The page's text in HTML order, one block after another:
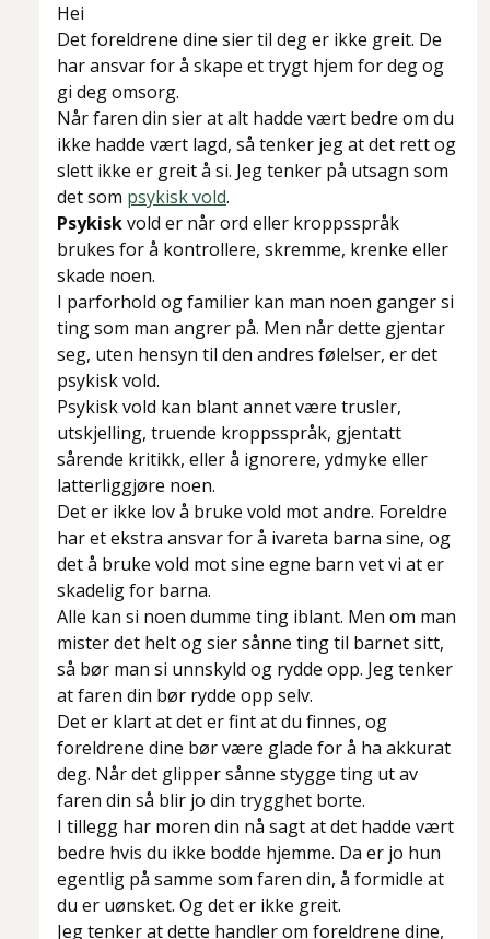
Hei
Det foreldrene dine sier til deg er ikke greit. De
har ansvar for å skape et trygt hjem for deg og
gi deg omsorg.
Når faren din sier at alt hadde vært bedre om du
ikke hadde vært lagd, så tenker jeg at det rett og
slett ikke er greit å si. Jeg tenker på utsagn som
det som psykisk vold.
Psykiskvold er når ord eller kroppsspråk
brukes for å kontrollere, skremme, krenke eller
skade noen.
I parforhold og familier kan man noen ganger si
ting som man angrer på. Men når dette gjentar
seg, uten hensyn til den andres følelser, er det
psykisk vold.
Psykisk vold kan blant annet være trusler,
utskjelling, truende kroppsspråk, gjentatt
sårende kritikk, eller å ignorere, ydmyke eller
latterliggjøre noen.
Det er ikke lov å bruke vold mot andre. Foreldre
har et ekstra ansvar for å ivareta barna sine, og
det å bruke vold mot sine egne barn vet vi at er
skadelig for barna.
Alle kan si noen dumme ting iblant. Men om man
mister det helt og sier sånne ting til barnet sitt,
så bør man si unnskyld og rydde opp. Jeg tenker
at faren din bør rydde opp selv.
Det er klart at det er fint at du finnes, og
foreldrene dine bør være glade for å ha akkurat
deg. Når det glipper sånne stygge ting ut av
faren din så blir jo din trygghet borte.
I tillegg har moren din nå sagt at det hadde vært
bedre hvis du ikke bodde hjemme. Da er jo hun
egentlig på samme som faren din, å formidle at
du er uønsket. Og det er ikke greit.
Jeg tenker at dette handler om foreldrene dine,